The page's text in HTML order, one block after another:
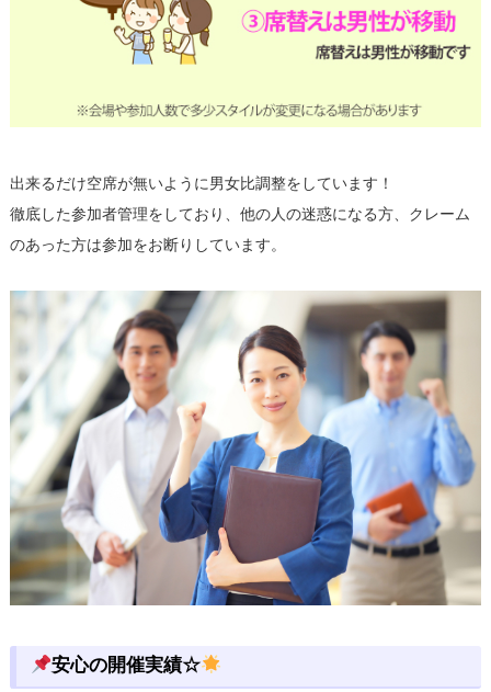
出来るだけ空席が無いように男女比調整をしています！
徹底した参加者管理をしており、他の人の迷惑になる方、クレーム
のあった方は参加をお断りしています。
安心の開催実績☆